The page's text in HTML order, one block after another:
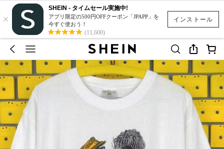
インストール
×
SHEIN - タイムセール実施中!
アプリ限定の500円OFFクーポン「JPAPP」を
今すぐ使おう！
(11,600)